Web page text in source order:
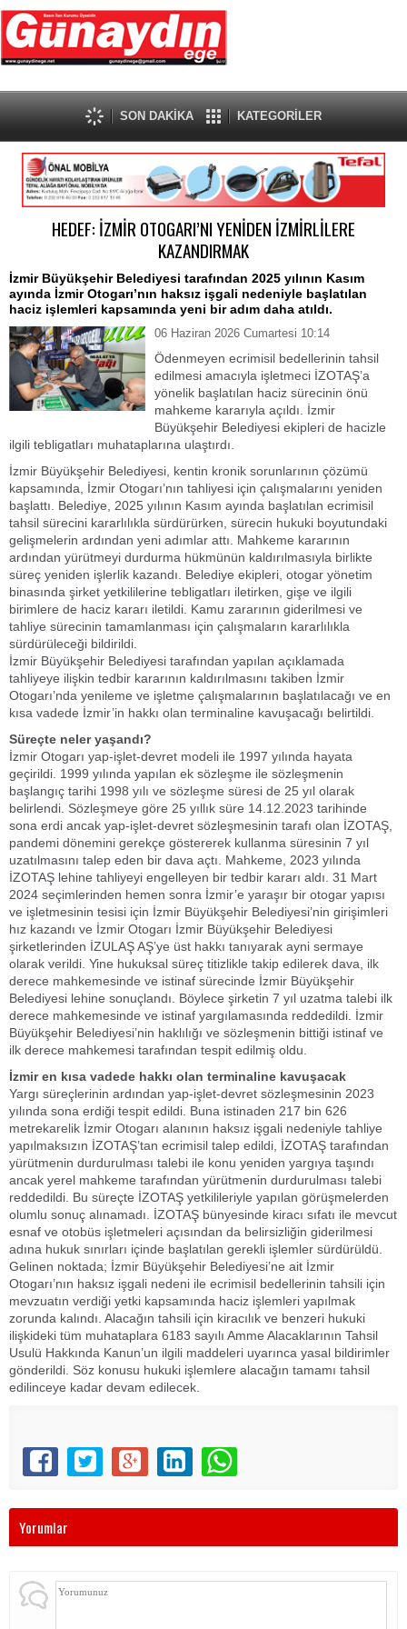
SON DAKİKA KATEGORİLER
HEDEF: İZMİR OTOGARI’NI YENİDEN İZMİRLİLERE
KAZANDIRMAK
İzmir Büyükşehir Belediyesi tarafından 2025 yılının Kasım
ayında İzmir Otogarı’nın haksız işgali nedeniyle başlatılan
haciz işlemleri kapsamında yeni bir adım daha atıldı.
06 Haziran 2026 Cumartesi 10:14
Ödenmeyen ecrimisil bedellerinin tahsil
edilmesi amacıyla işletmeci İZOTAŞ’a
yönelik başlatılan haciz sürecinin önü
mahkeme kararıyla açıldı. İzmir
Büyükşehir Belediyesi ekipleri de hacizle
ilgili tebligatları muhataplarına ulaştırdı.
İzmir Büyükşehir Belediyesi, kentin kronik sorunlarının çözümü
kapsamında, İzmir Otogarı’nın tahliyesi için çalışmalarını yeniden
başlattı. Belediye, 2025 yılının Kasım ayında başlatılan ecrimisil
tahsil sürecini kararlılıkla sürdürürken, sürecin hukuki boyutundaki
gelişmelerin ardından yeni adımlar attı. Mahkeme kararının
ardından yürütmeyi durdurma hükmünün kaldırılmasıyla birlikte
süreç yeniden işlerlik kazandı. Belediye ekipleri, otogar yönetim
binasında şirket yetkililerine tebligatları iletirken, gişe ve ilgili
birimlere de haciz kararı iletildi. Kamu zararının giderilmesi ve
tahliye sürecinin tamamlanması için çalışmaların kararlılıkla
sürdürüleceği bildirildi.
İzmir Büyükşehir Belediyesi tarafından yapılan açıklamada
tahliyeye ilişkin tedbir kararının kaldırılmasını takiben İzmir
Otogarı’nda yenileme ve işletme çalışmalarının başlatılacağı ve en
kısa vadede İzmir’in hakkı olan terminaline kavuşacağı belirtildi.
Süreçte neler yaşandı?
İzmir Otogarı yap-işlet-devret modeli ile 1997 yılında hayata
geçirildi. 1999 yılında yapılan ek sözleşme ile sözleşmenin
başlangıç tarihi 1998 yılı ve sözleşme süresi de 25 yıl olarak
belirlendi. Sözleşmeye göre 25 yıllık süre 14.12.2023 tarihinde
sona erdi ancak yap-işlet-devret sözleşmesinin tarafı olan İZOTAŞ,
pandemi dönemini gerekçe göstererek kullanma süresinin 7 yıl
uzatılmasını talep eden bir dava açtı. Mahkeme, 2023 yılında
İZOTAŞ lehine tahliyeyi engelleyen bir tedbir kararı aldı. 31 Mart
2024 seçimlerinden hemen sonra İzmir’e yaraşır bir otogar yapısı
ve işletmesinin tesisi için İzmir Büyükşehir Belediyesi’nin girişimleri
hız kazandı ve İzmir Otogarı İzmir Büyükşehir Belediyesi
şirketlerinden İZULAŞ AŞ’ye üst hakkı tanıyarak ayni sermaye
olarak verildi. Yine hukuksal süreç titizlikle takip edilerek dava, ilk
derece mahkemesinde ve istinaf sürecinde İzmir Büyükşehir
Belediyesi lehine sonuçlandı. Böylece şirketin 7 yıl uzatma talebi ilk
derece mahkemesinde ve istinaf yargılamasında reddedildi. İzmir
Büyükşehir Belediyesi’nin haklılığı ve sözleşmenin bittiği istinaf ve
ilk derece mahkemesi tarafından tespit edilmiş oldu.
İzmir en kısa vadede hakkı olan terminaline kavuşacak
Yargı süreçlerinin ardından yap-işlet-devret sözleşmesinin 2023
yılında sona erdiği tespit edildi. Buna istinaden 217 bin 626
metrekarelik İzmir Otogarı alanının haksız işgali nedeniyle tahliye
yapılmaksızın İZOTAŞ’tan ecrimisil talep edildi, İZOTAŞ tarafından
yürütmenin durdurulması talebi ile konu yeniden yargıya taşındı
ancak yerel mahkeme tarafından yürütmenin durdurulması talebi
reddedildi. Bu süreçte İZOTAŞ yetkilileriyle yapılan görüşmelerden
olumlu sonuç alınamadı. İZOTAŞ bünyesinde kiracı sıfatı ile mevcut
esnaf ve otobüs işletmeleri açısından da belirsizliğin giderilmesi
adına hukuk sınırları içinde başlatılan gerekli işlemler sürdürüldü.
Gelinen noktada; İzmir Büyükşehir Belediyesi’ne ait İzmir
Otogarı’nın haksız işgali nedeni ile ecrimisil bedellerinin tahsili için
mevzuatın verdiği yetki kapsamında haciz işlemleri yapılmak
zorunda kalındı. Alacağın tahsili için kiracılık ve benzeri hukuki
ilişkideki tüm muhataplara 6183 sayılı Amme Alacaklarının Tahsil
Usulü Hakkında Kanun’un ilgili maddeleri uyarınca yasal bildirimler
gönderildi. Söz konusu hukuki işlemlere alacağın tamamı tahsil
edilinceye kadar devam edilecek.
Yorumlar